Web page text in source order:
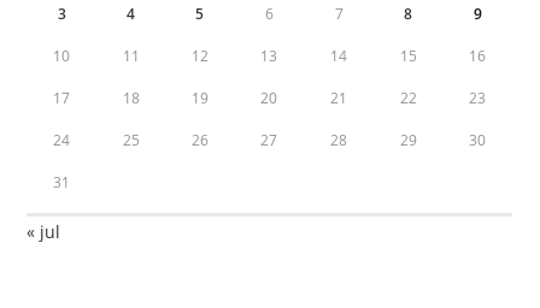
3 4 5 6 7 8 9
10 11 12 13 14 15 16
17 18 19 20 21 22 23
24 25 26 27 28 29 30
31
« jul